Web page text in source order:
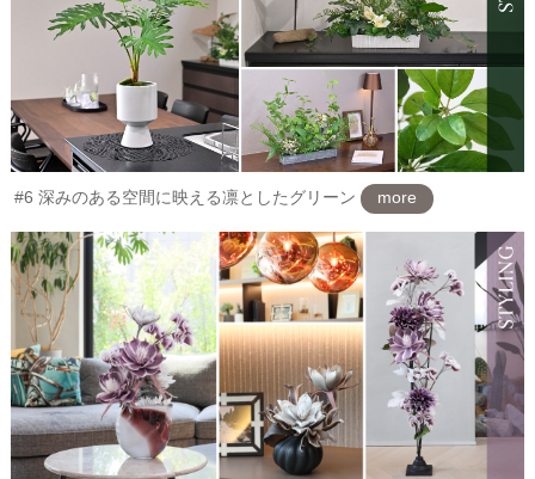
#6 深みのある空間に映える凛としたグリーン more